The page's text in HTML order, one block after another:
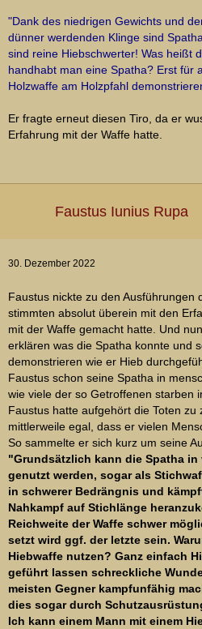
"Dank des niedrigen Gewichts und
dünner werdenden Klinge sind
sind reine Hiebschwerter! Was heißt
handhabt man eine Spatha? Erst für
Holzwaffe am Holzpfahl
Er fragte erneut diesen Tiro, da er
Erfahrung mit der Waffe hatte.
Faustus Iunius Rupa
30. Dezember 2022
Faustus nickte zu den Ausführungen
stimmten absolut überein mit den
mit der Waffe gemacht hatte. Und
erklären was die Spatha konnte und
demonstrieren wie er Hieb
Faustus schon seine Spatha in
wie viele der so Getroffenen starben
Faustus hatte aufgehört die Toten zu
mittlerweile egal, dass er vielen
So sammelte er sich kurz um seine
"Grundsätzlich kann die Spatha in
genutzt werden, sogar als
in schwerer Bedrängnis und
Nahkampf auf Stichlänge
Reichweite der Waffe schwer
setzt wird ggf. der letzte sein.
Hiebwaffe nutzen? Ganz einfach
geführt lassen schreckliche
meisten Gegner kampfunfähig
dies sogar durch
Ich kann einem Mann mit einem